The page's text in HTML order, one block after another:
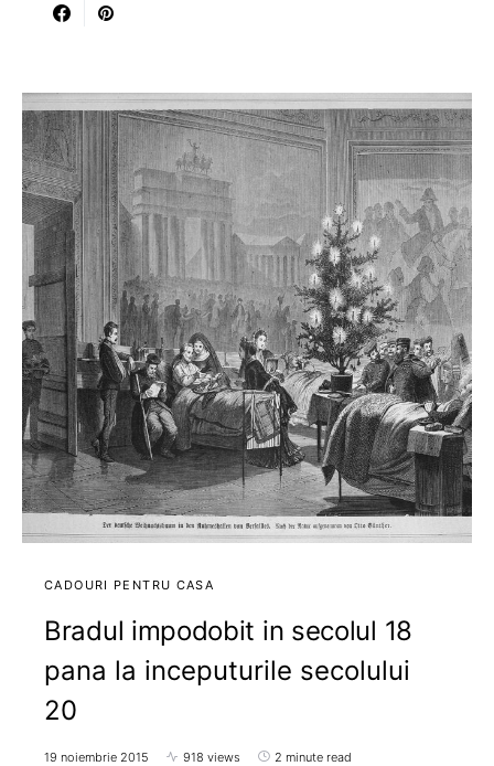
CADOURI PENTRU CASA
Bradul impodobit in secolul 18
pana la inceputurile secolului
20
19 noiembrie 2015 918 views 2 minute read